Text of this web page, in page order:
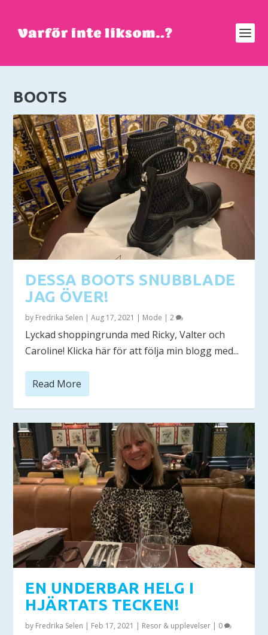
BOOTS
DESSA BOOTS SNUBBLADE
JAG ÖVER!
by Fredrika Selen |Aug 17, 2021 | Mode |2
Lyckad shoppingrunda med Ricky, Valter och
Caroline! Klicka här för att följa min blogg med...
Read More
EN UNDERBAR HELG I
HJÄRTATS TECKEN!
by Fredrika Selen | Feb 17, 2021 | Resor & upplevelser | 0